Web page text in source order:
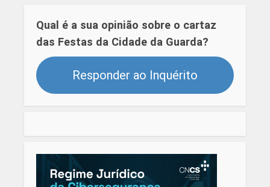
Qual é a sua opinião sobre o cartaz
das Festas da Cidade da Guarda?
Responder ao Inquérito